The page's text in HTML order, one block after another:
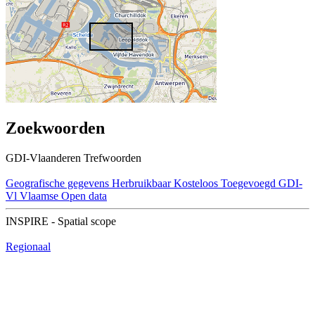
Zoekwoorden
GDI-Vlaanderen Trefwoorden
Geografische gegevens Herbruikbaar Kosteloos Toegevoegd GDI-
Vl Vlaamse Open data
INSPIRE - Spatial scope
Regionaal